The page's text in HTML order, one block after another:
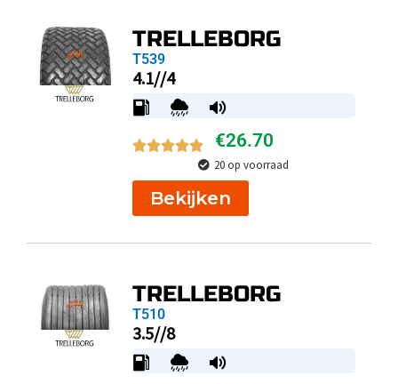
TRELLEBORG
T539
4.1//4
€26.70
20 op voorraad
Bekijken
TRELLEBORG
T510
3.5//8